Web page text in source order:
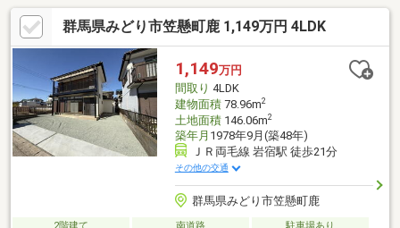
群馬県みどり市笠懸町鹿 1,149万円 4LDK
1,149万円
間取り 4LDK
建物面積78.96m2
土地面積146.06m2
築年月 1978年9月(築48年)
ＪＲ両毛線 岩宿駅 徒歩21分
その他の交通
群馬県みどり市笠懸町鹿